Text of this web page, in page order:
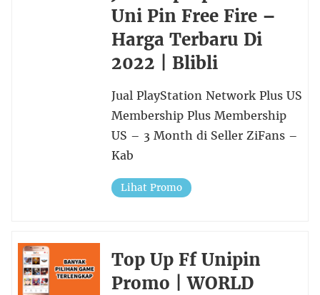
Uni Pin Free Fire –
Harga Terbaru Di
2022 | Blibli
Jual PlayStation Network Plus US
Membership Plus Membership
US – 3 Month di Seller ZiFans –
Kab
Lihat Promo
Top Up Ff Unipin
Promo | WORLD